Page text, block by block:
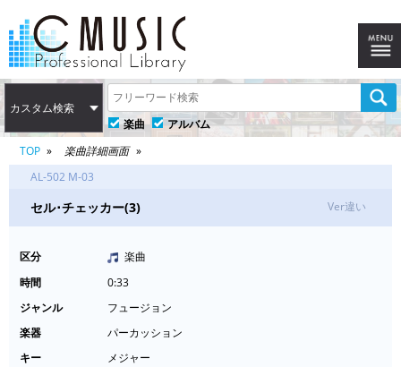
カスタム検索
楽曲
アルバム
TOP
楽曲詳細画面
AL-502 M-03
セル･チェッカー(3) Ver違い
区分
楽曲
時間
0:33
ジャンル
フュージョン
楽器
パーカッション
キー
メジャー